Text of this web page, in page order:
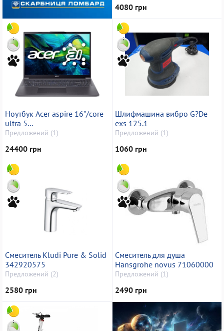
4080 грн
Ноутбук Acer aspire 16"/core
ultra 5
115u/ram16gb/ssd512gb/microsoft
Предложений (1)
24400 грн
Шлифмашина вибро G?De
exs 125.1
Предложений (1)
1060 грн
Смеситель Kludi Pure & Solid
342920575
Предложений (2)
2580 грн
Смеситель для душа
Hansgrohe novus 71060000
Предложений (1)
2490 грн